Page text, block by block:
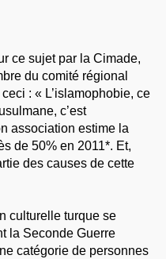
ce sujet par la Cimade,
du comité régional
: « L’islamophobie, ce
c’est
association estime la
de 50% en 2011*. Et,
des causes de cette
culturelle turque se
la Seconde Guerre
catégorie de personnes